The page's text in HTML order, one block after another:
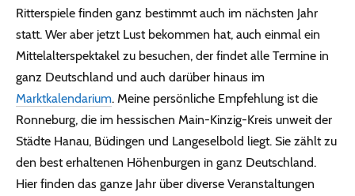
Ritterspiele finden ganz bestimmt auch im nächsten Jahr
statt. Wer aber jetzt Lust bekommen hat, auch einmal ein
Mittelalterspektakel zu besuchen, der findet alle Termine in
ganz Deutschland und auch darüber hinaus im
Marktkalendarium. Meine persönliche Empfehlung ist die
Ronneburg, die im hessischen Main-Kinzig-Kreis unweit der
Städte Hanau, Büdingen und Langeselbold liegt. Sie zählt zu
den best erhaltenen Höhenburgen in ganz Deutschland.
Hier finden das ganze Jahr über diverse Veranstaltungen